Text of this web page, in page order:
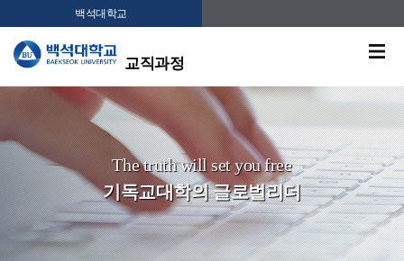
백석대학교
교직과정
The truth will set you free
기독교대학의 글로벌리더